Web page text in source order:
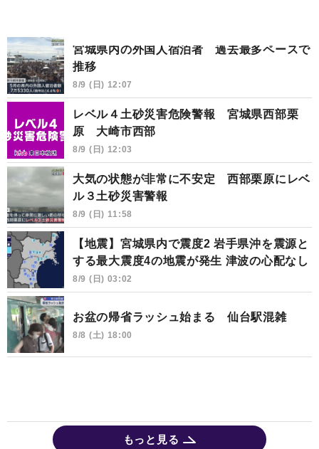
宮城県内の外国人宿泊者 過去最多ペースで
推移
8/9 (日) 12:07
レベル４土砂災害危険警報 宮城県西部栗
原 大崎市西部
8/9 (日) 12:03
大気の状態が非常に不安定 西部栗原にレベ
ル３土砂災害警報
8/9 (日) 11:58
【地震】宮城県内で震度2 岩手県沖を震源と
する最大震度4の地震が発生 津波の心配なし
8/9 (日) 03:02
お盆の帰省ラッシュ始まる 仙台駅混雑
8/8 (土) 18:00
もっと見る